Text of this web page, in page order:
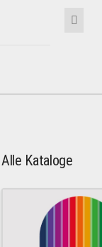
Alle Kataloge